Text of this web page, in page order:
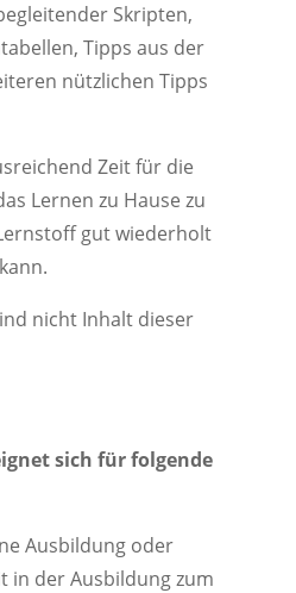
Skripten,
Tipps aus der
nützlichen Tipps
Zeit für die
Lernen zu Hause zu
gut wiederholt
nicht Inhalt dieser
sich für folgende
Ausbildung oder
in der Ausbildung zum